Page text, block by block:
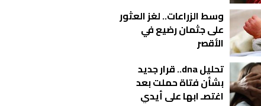
مفاجآت جديدة
وسط الزراعات.. لغز العثور
على جثمان رضيع في
الأقصر
تحليل dna.. قرار جديد
بشأن فتاة حملت بعد
اغتصـ ابها على أيدي